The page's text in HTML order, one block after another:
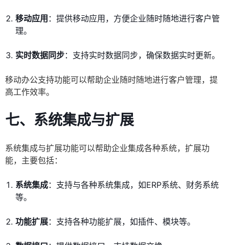
移动应用 ：提供移动应用，方便企业随时随地进行客户管
理。
实时数据同步：支持实时数据同步，确保数据实时更新。
移动办公支持功能可以帮助企业随时随地进行客户管理，提
高工作效率。
七、系统集成与扩展
系统集成与扩展功能可以帮助企业集成各种系统，扩展功
能，主要包括：
系统集成：支持与各种系统集成，如ERP系统、财务系统
等。
功能扩展：支持各种功能扩展，如插件、模块等。